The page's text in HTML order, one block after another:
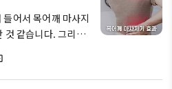
누구나 쉽게 자신에
고르는 방법에 대
프린터기 종류의
어서 목어깨 마사지
것 같습니다. 그리고
많이 팔리고 있는 목
서 알아보고, 추가